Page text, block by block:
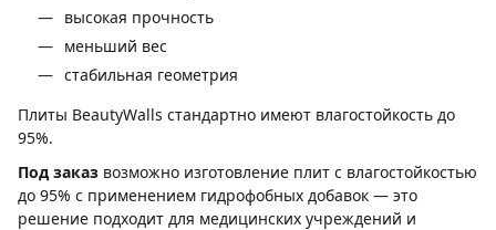
высокая прочность
меньший вес
стабильная геометрия
Плиты BeautyWalls стандартно имеют влагостойкость до
95%.
Под заказ возможно изготовление плит с влагостойкостью
до 95% с применением гидрофобных добавок — это
решение подходит для медицинских учреждений и